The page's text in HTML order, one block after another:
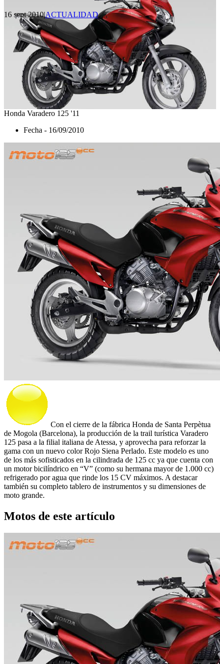
16 sept 2010|ACTUALIDAD
Honda Varadero 125 '11
Fecha - 16/09/2010
Con el cierre de la fábrica Honda de Santa Perpètua
de Mogola (Barcelona), la producción de la trail turística Varadero
125 pasa a la filial italiana de Atessa, y aprovecha para reforzar la
gama con un nuevo color Rojo Siena Perlado. Este modelo es uno
de los más sofisticados en la cilindrada de 125 cc ya que cuenta con
un motor bicilíndrico en “V” (como su hermana mayor de 1.000 cc)
refrigerado por agua que rinde los 15 CV máximos. A destacar
también su completo tablero de instrumentos y su dimensiones de
moto grande.
Motos de este artículo